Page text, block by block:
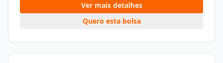
Ver mais detalhes
Quero esta bolsa